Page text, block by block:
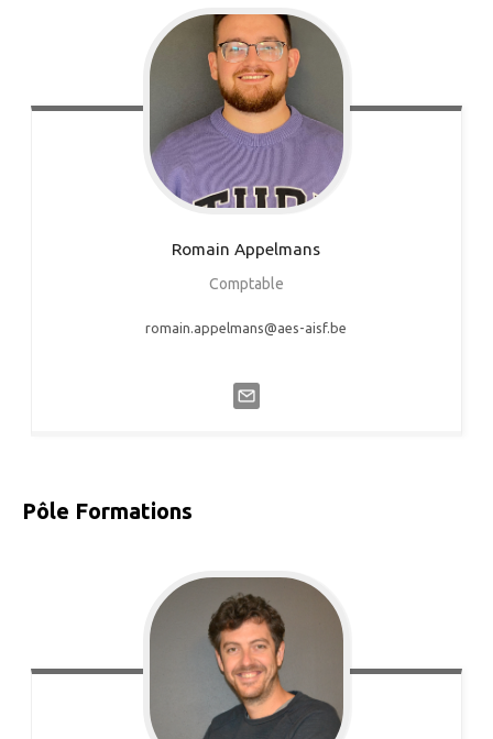
Romain Appelmans
Comptable
romain.appelmans@aes-aisf.be
Pôle Formations